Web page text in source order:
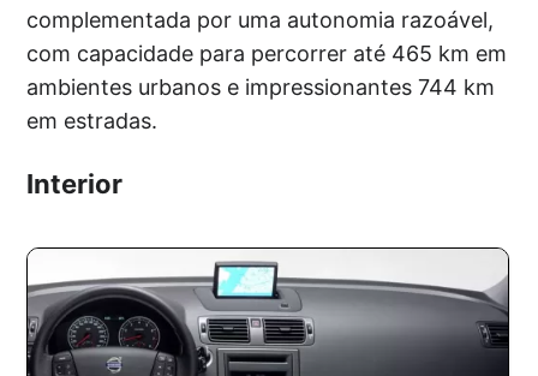
complementada por uma autonomia razoável,
com capacidade para percorrer até 465 km em
ambientes urbanos e impressionantes 744 km
em estradas.
Interior